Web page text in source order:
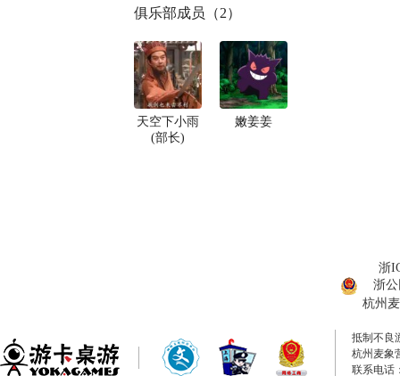
俱乐部成员（2）
天空下小雨
(部长)
嫩姜姜
浙
浙公
杭州
抵制不良
杭州麦象
联系电话